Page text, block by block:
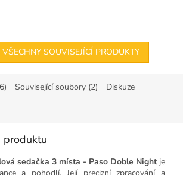
SOUVISEJÍCÍ PRODUKTY
Související soubory (2) Diskuze
produktu
sedačka 3 místa - Paso Doble Nightje